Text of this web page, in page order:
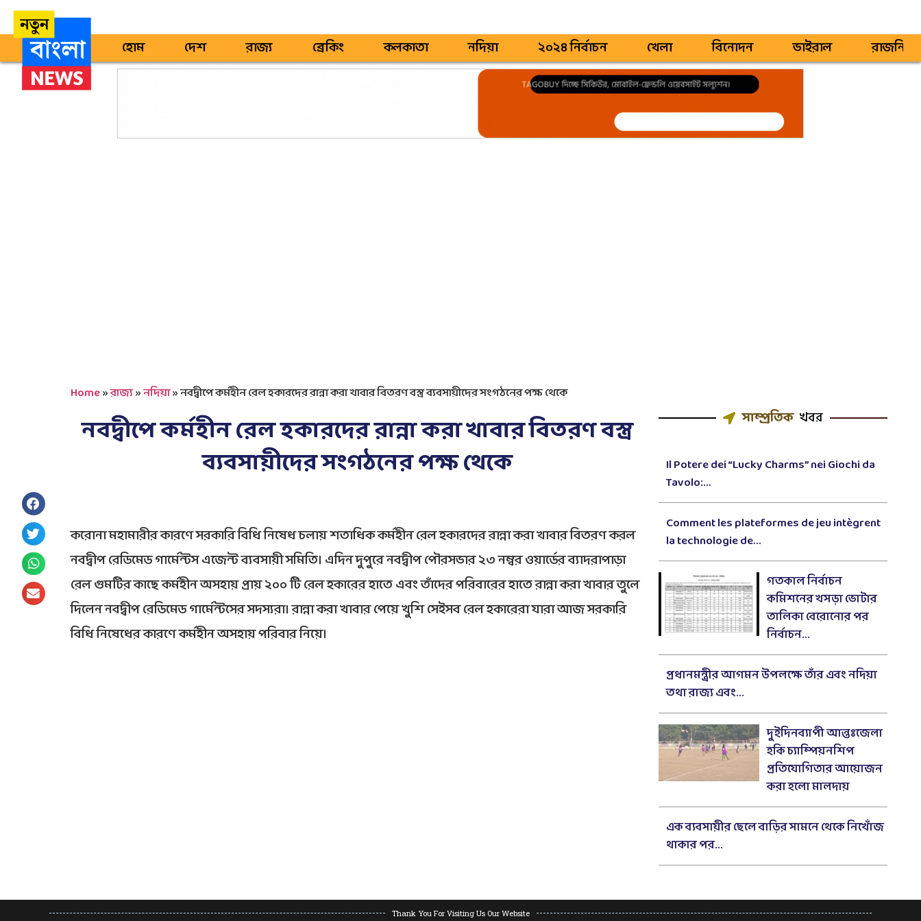
হোম দেশ রাজ্য ব্রেকিং কলকাতা নদিয়া ২০২৪ নির্বাচন খেলা বিনোদন ভাইরাল রাজনিতি
Home»রাজ্য»নদিয়া»নবদ্বীপে কর্মহীন রেল হকারদের রান্না করা খাবার বিতরণ বস্ত্র ব্যবসায়ীদের সংগঠনের পক্ষ থেকে
নবদ্বীপে কর্মহীন রেল হকারদের রান্না করা খাবার বিতরণ বস্ত্র
ব্যবসায়ীদের সংগঠনের পক্ষ থেকে
করোনা মহামারীর কারণে সরকারি বিধি নিষেধ চলায় শতাধিক কর্মহীন রেল হকারদের রান্না করা খাবার বিতরণ করল
নবদ্বীপ রেডিমেড গার্মেন্টস এজেন্ট ব্যবসায়ী সমিতি। এদিন দুপুরে নবদ্বীপ পৌরসভার ২৩ নম্বর ওয়ার্ডের ব্যাদরাপাড়া
রেল গুমটির কাছে কর্মহীন অসহায় প্রায় ২০০ টি রেল হকারের হাতে এবং তাঁদের পরিবারের হাতে রান্না করা খাবার তুলে
দিলেন নবদ্বীপ রেডিমেড গার্মেন্টসের সদস্যরা। রান্না করা খাবার পেয়ে খুশি সেইসব রেল হকারেরা যারা আজ সরকারি
বিধি নিষেধের কারণে কর্মহীন অসহায় পরিবার নিয়ে।
সাম্প্রতিক খবর
Il Potere dei “Lucky Charms” nei Giochi da
Tavolo:...
Comment les plateformes de jeu intègrent
la technologie de...
গতকাল নির্বাচন
কমিশনের খসড়া ভোটার
তালিকা বেরোনোর পর
নির্বাচন...
প্রধানমন্ত্রীর আগমন উপলক্ষে তাঁর এবং নদিয়া
তথা রাজ্য এবং...
দুইদিনব্যাপী আন্তঃজেলা
হকি চ্যাম্পিয়নশিপ
প্রতিযোগিতার আয়োজন
করা হলো মালদায়
এক ব্যবসায়ীর ছেলে বাড়ির সামনে থেকে নিখোঁজ
থাকার পর...
Thank You For Visiting Us Our Website